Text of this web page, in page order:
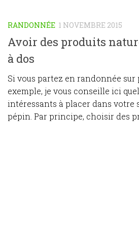
RANDONNÉE 1 NOVEMBRE 2015
Avoir des produits
à dos
Si vous partez en randonnée sur
exemple, je vous conseille ici
intéressants à placer dans votre
pépin. Par principe, choisir des